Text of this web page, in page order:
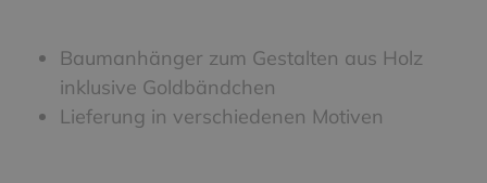
Baumanhänger zum Gestalten aus Holz
inklusive Goldbändchen
Lieferung in verschiedenen Motiven